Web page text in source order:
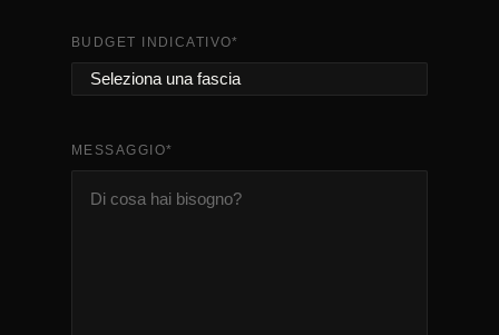
BUDGET INDICATIVO*
MESSAGGIO*